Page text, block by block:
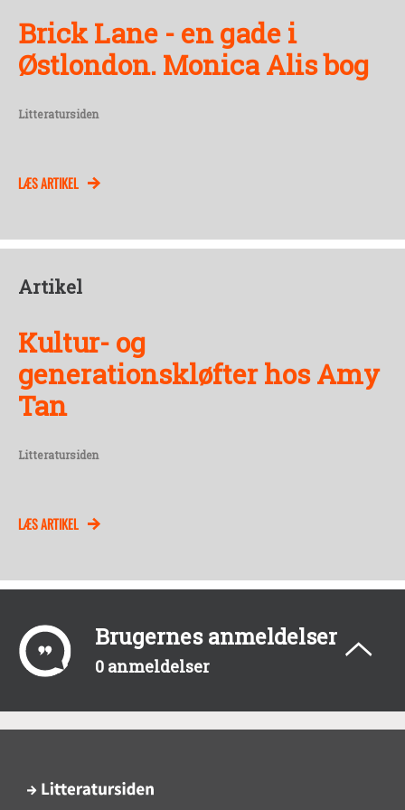
Brick Lane - en gade i
Østlondon. Monica Alis bog
Litteratursiden
LÆS ARTIKEL
Artikel
Kultur- og
generationskløfter hos Amy
Tan
Litteratursiden
LÆS ARTIKEL
Brugernes anmeldelser
0 anmeldelser